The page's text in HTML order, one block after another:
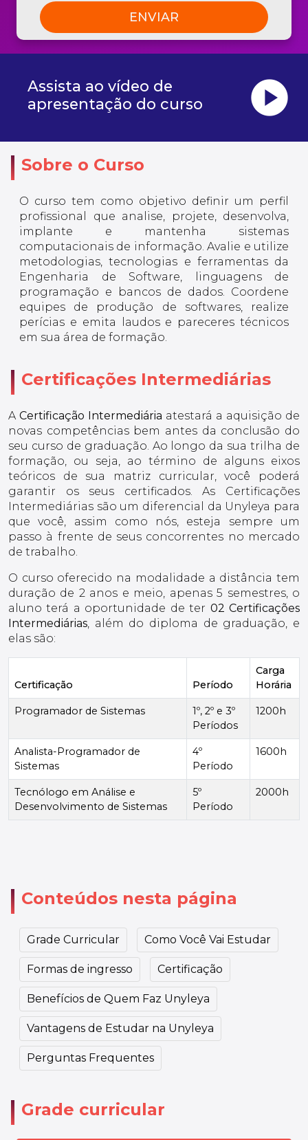
Assista ao vídeo de
apresentação do curso
play_circle
Sobre o Curso
O curso tem como objetivo definir um perfil
profissional que analise, projete, desenvolva,
implante e mantenha sistemas
computacionais de informação. Avalie e utilize
metodologias, tecnologias e ferramentas da
Engenharia de Software, linguagens de
programação e bancos de dados. Coordene
equipes de produção de softwares, realize
perícias e emita laudos e pareceres técnicos
em sua área de formação.
Certificações Intermediárias
A Certificação Intermediária atestará a aquisição de
novas competências bem antes da conclusão do
seu curso de graduação. Ao longo da sua trilha de
formação, ou seja, ao término de alguns eixos
teóricos de sua matriz curricular, você poderá
garantir os seus certificados. As Certificações
Intermediárias são um diferencial da Unyleya para
que você, assim como nós, esteja sempre um
passo à frente de seus concorrentes no mercado
de trabalho.
O curso oferecido na modalidade a distância tem
duração de 2 anos e meio, apenas 5 semestres, o
aluno terá a oportunidade de ter 02 Certificações
Intermediárias, além do diploma de graduação, e
elas são:
Certificação Período
Carga
Horária
Programador de Sistemas
1º, 2º e 3º
Períodos
1200h
Analista-Programador de
Sistemas
4º
Período
1600h
Tecnólogo em Análise e
Desenvolvimento de Sistemas
5º
Período
2000h
Conteúdos nesta página
Grade Curricular Como Você Vai Estudar
Formas de ingresso Certificação
Benefícios de Quem Faz Unyleya
Vantagens de Estudar na Unyleya
Perguntas Frequentes
Grade curricular